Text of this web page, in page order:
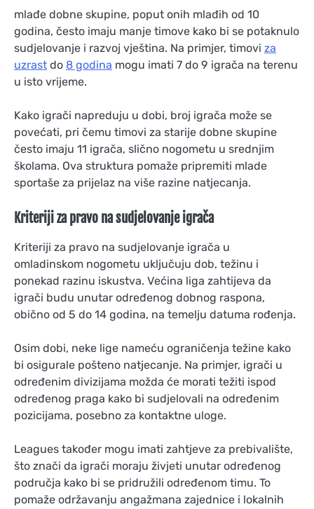
mlađe dobne skupine, poput onih mlađih od 10
godina, često imaju manje timove kako bi se potaknulo
sudjelovanje i razvoj vještina. Na primjer, timovi za
uzrast do 8 godina mogu imati 7 do 9 igrača na terenu
u isto vrijeme.
Kako igrači napreduju u dobi, broj igrača može se
povećati, pri čemu timovi za starije dobne skupine
često imaju 11 igrača, slično nogometu u srednjim
školama. Ova struktura pomaže pripremiti mlade
sportaše za prijelaz na više razine natjecanja.
Kriteriji za pravo na sudjelovanje igrača
Kriteriji za pravo na sudjelovanje igrača u
omladinskom nogometu uključuju dob, težinu i
ponekad razinu iskustva. Većina liga zahtijeva da
igrači budu unutar određenog dobnog raspona,
obično od 5 do 14 godina, na temelju datuma rođenja.
Osim dobi, neke lige nameću ograničenja težine kako
bi osigurale pošteno natjecanje. Na primjer, igrači u
određenim divizijama možda će morati težiti ispod
određenog praga kako bi sudjelovali na određenim
pozicijama, posebno za kontaktne uloge.
Leagues također mogu imati zahtjeve za prebivalište,
što znači da igrači moraju živjeti unutar određenog
područja kako bi se pridružili određenom timu. To
pomaže održavanju angažmana zajednice i lokalnih